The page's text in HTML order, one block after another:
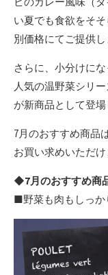
い夏でも食欲をそ
別価格にてご提供し
さらに、小分けに
人気の温野菜シリ
が新商品として登場
7月のおすすめ商品
お買い求めいただけ
◆7月のおすすめ商
■野菜も肉もしっか